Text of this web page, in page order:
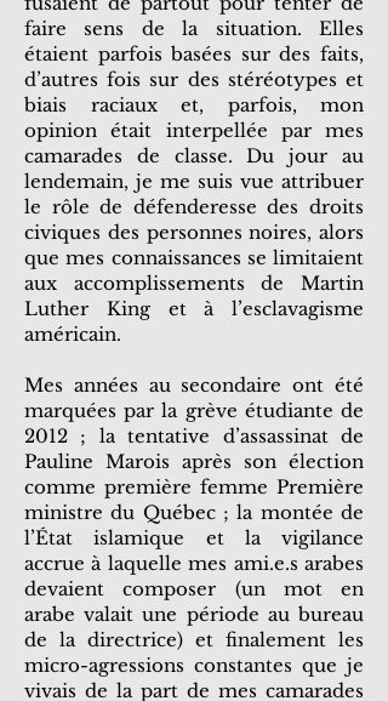
faire sens de la situation. Elles
étaient parfois basées sur des faits,
d’autres fois sur des stéréotypes et
biais raciaux et, parfois, mon
opinion était interpellée par mes
camarades de classe. Du jour au
lendemain, je me suis vue attribuer
le rôle de défenderesse des droits
civiques des personnes noires, alors
que mes connaissances se limitaient
aux accomplissements de Martin
Luther King et à l’esclavagisme
américain.
Mes années au secondaire ont été
marquées par la grève étudiante de
2012 ; la tentative d’assassinat de
Pauline Marois après son élection
comme première femme Première
ministre du Québec ; la montée de
l’État islamique et la vigilance
accrue à laquelle mes ami.e.s arabes
devaient composer (un mot en
arabe valait une période au bureau
de la directrice) et finalement les
micro-agressions constantes que je
vivais de la part de mes camarades